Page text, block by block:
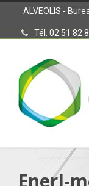
ALVEOLIS -
Tél. 02 51 82
EnerJ-